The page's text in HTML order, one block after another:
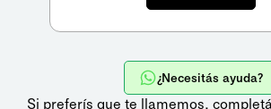
¿Necesitás ayuda?
Si preferís que te llamemos,